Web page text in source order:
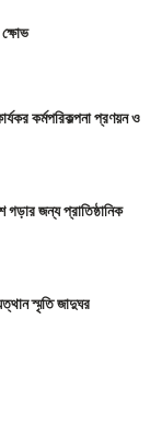
ক্ষোভ
কর্মপরিকল্পনা প্রণয়ন ও
জন্য প্রাতিষ্ঠানিক
স্মৃতি জাদুঘর